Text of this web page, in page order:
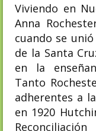
Viviendo en
Anna
cuando se
de la Santa
en la
Tanto
adherentes a
en 1920